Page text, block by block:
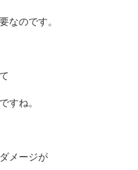
なのです。
すね。
メージが